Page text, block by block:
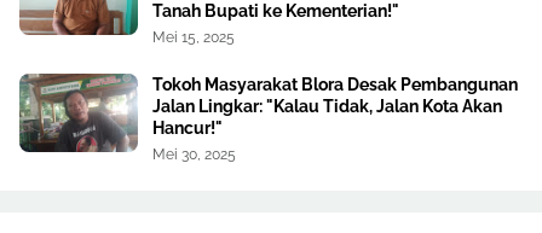
Tanah Bupati ke Kementerian!"
Mei 15, 2025
Tokoh Masyarakat Blora Desak Pembangunan
Jalan Lingkar: "Kalau Tidak, Jalan Kota Akan
Hancur!"
Mei 30, 2025